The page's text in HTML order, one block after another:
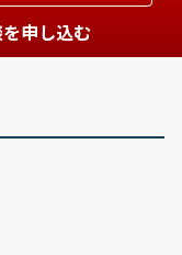
申し込む